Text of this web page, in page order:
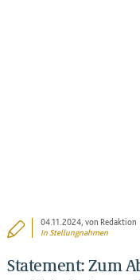
04.11.2024, von Redaktion
InStellungnahmen
Statement: Zum